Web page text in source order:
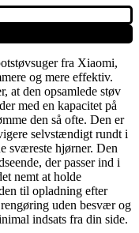
fra Xiaomi,
og mere effektiv.
at den opsamlede støv
med en kapacitet på
den så ofte. Den er
selvstændigt rundt i
sværeste hjørner. Den
der passer ind i
nemt at holde
til opladning efter
uden besvær og
indsats fra din side.